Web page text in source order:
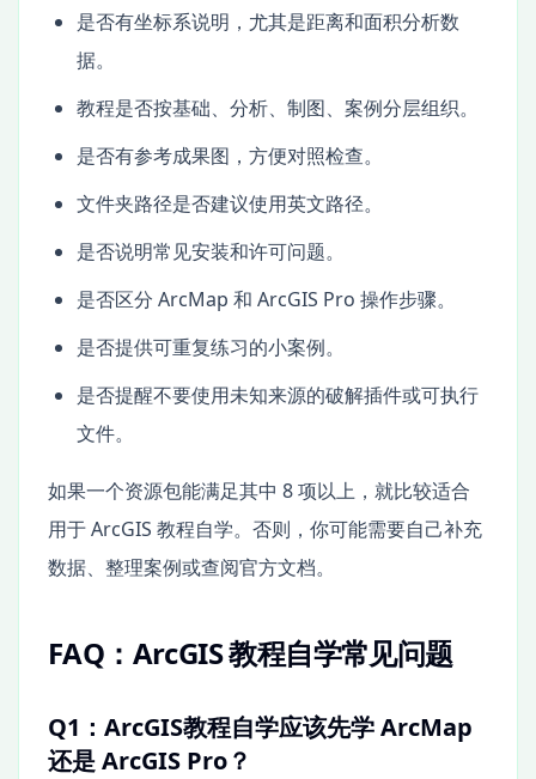
是否有坐标系说明，尤其是距离和面积分析数
据。
教程是否按基础、分析、制图、案例分层组织。
是否有参考成果图，方便对照检查。
文件夹路径是否建议使用英文路径。
是否说明常见安装和许可问题。
是否区分 ArcMap 和 ArcGIS Pro 操作步骤。
是否提供可重复练习的小案例。
是否提醒不要使用未知来源的破解插件或可执行
文件。
如果一个资源包能满足其中 8 项以上，就比较适合
用于 ArcGIS 教程自学。否则，你可能需要自己补充
数据、整理案例或查阅官方文档。
FAQ：ArcGIS 教程自学常见问题
Q1：ArcGIS教程自学应该先学 ArcMap
还是 ArcGIS Pro？